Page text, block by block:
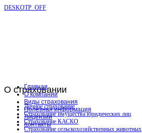
DESKOTP_OFF
О страховании
Личное страхование
Страхование имущества юридических лиц
Страхование КАСКО
Страхование сельскохозяйственных животных
Главная
О компании
Виды страхования
Полезная информация
Лицензии
Контакты